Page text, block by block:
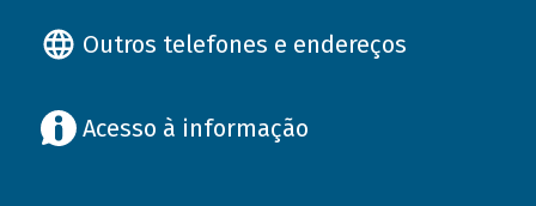
Outros telefones e endereços
Acesso à informação